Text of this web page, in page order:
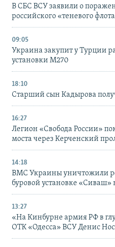
В СБС ВСУ заявили о
российского «теневого
09:05
Украина закупит у Турции
установки M270
18:10
Старший сын Кадырова
16:27
Легион «Свобода России»
моста через Керченский
14:18
ВМС Украины уничтожили
буровой установке «Сиваш»
13:27
«На Кинбурне армия РФ в
ОТК «Одесса» ВСУ Денис